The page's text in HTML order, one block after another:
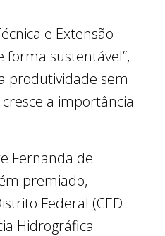
e Extensão
forma sustentável”,
produtividade sem
a importância
Fernanda de
premiado,
Federal (CED
Hidrográfica